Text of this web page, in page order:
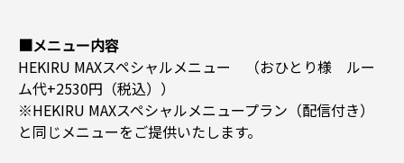
■メニュー内容
HEKIRU MAXスペシャルメニュー （おひとり様 ルー
ム代+2530円（税込））
※HEKIRU MAXスペシャルメニュープラン（配信付き）
と同じメニューをご提供いたします。